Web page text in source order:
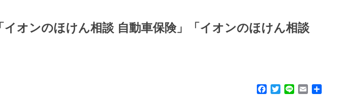
オンのほけん相談 自動車保険」「イオンのほけん相談